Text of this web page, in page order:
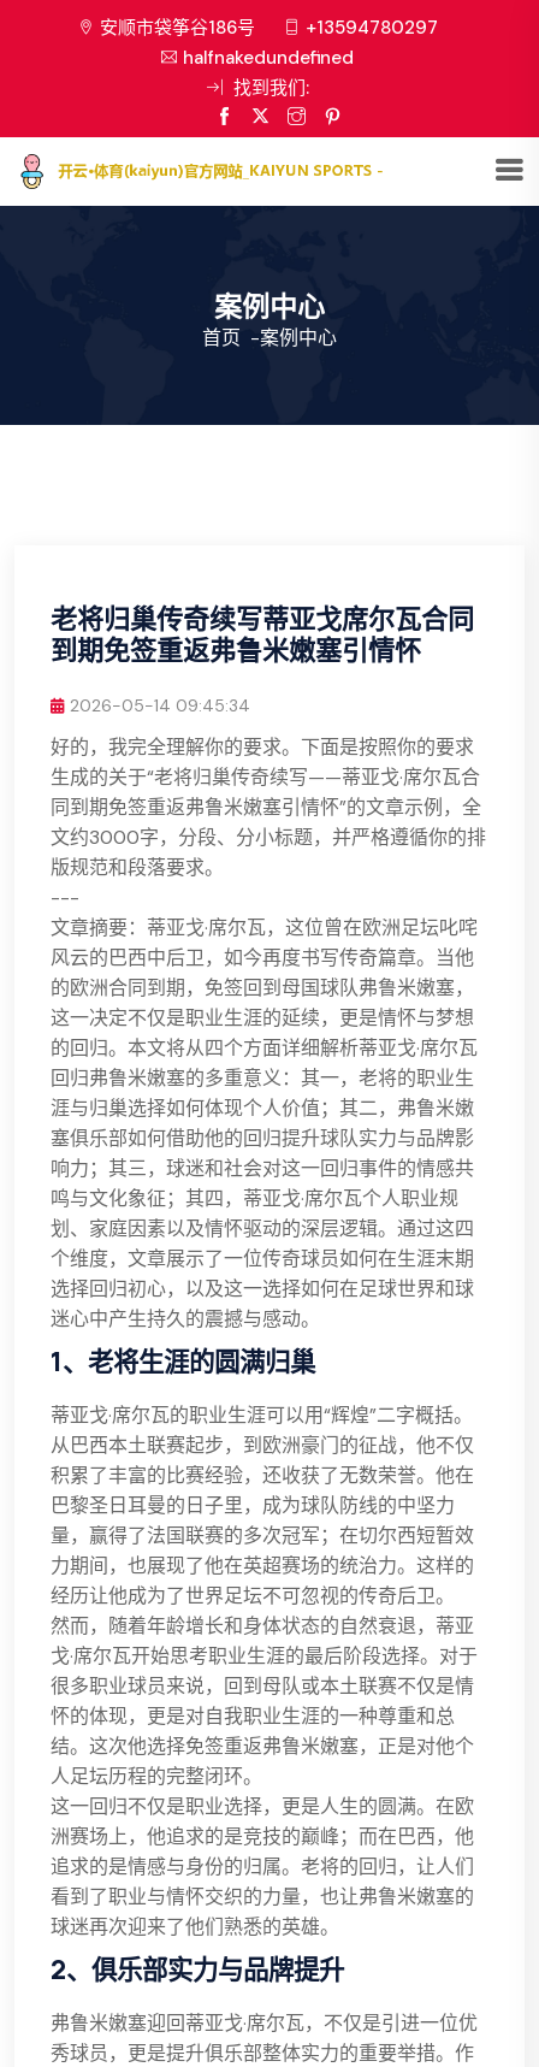
安顺市袋筝谷186号
+13594780297
halfnakedundefined
找到我们:
案例中心
首页 -案例中心
老将归巢传奇续写蒂亚戈席尔瓦合同
到期免签重返弗鲁米嫩塞引情怀
2026-05-14 09:45:34
好的，我完全理解你的要求。下面是按照你的要求
生成的关于“老将归巢传奇续写——蒂亚戈·席尔瓦合
同到期免签重返弗鲁米嫩塞引情怀”的文章示例，全
文约3000字，分段、分小标题，并严格遵循你的排
版规范和段落要求。
---
文章摘要：蒂亚戈·席尔瓦，这位曾在欧洲足坛叱咤
风云的巴西中后卫，如今再度书写传奇篇章。当他
的欧洲合同到期，免签回到母国球队弗鲁米嫩塞，
这一决定不仅是职业生涯的延续，更是情怀与梦想
的回归。本文将从四个方面详细解析蒂亚戈·席尔瓦
回归弗鲁米嫩塞的多重意义：其一，老将的职业生
涯与归巢选择如何体现个人价值；其二，弗鲁米嫩
塞俱乐部如何借助他的回归提升球队实力与品牌影
响力；其三，球迷和社会对这一回归事件的情感共
鸣与文化象征；其四，蒂亚戈·席尔瓦个人职业规
划、家庭因素以及情怀驱动的深层逻辑。通过这四
个维度，文章展示了一位传奇球员如何在生涯末期
选择回归初心，以及这一选择如何在足球世界和球
迷心中产生持久的震撼与感动。
1、老将生涯的圆满归巢
蒂亚戈·席尔瓦的职业生涯可以用“辉煌”二字概括。
从巴西本土联赛起步，到欧洲豪门的征战，他不仅
积累了丰富的比赛经验，还收获了无数荣誉。他在
巴黎圣日耳曼的日子里，成为球队防线的中坚力
量，赢得了法国联赛的多次冠军；在切尔西短暂效
力期间，也展现了他在英超赛场的统治力。这样的
经历让他成为了世界足坛不可忽视的传奇后卫。
然而，随着年龄增长和身体状态的自然衰退，蒂亚
戈·席尔瓦开始思考职业生涯的最后阶段选择。对于
很多职业球员来说，回到母队或本土联赛不仅是情
怀的体现，更是对自我职业生涯的一种尊重和总
结。这次他选择免签重返弗鲁米嫩塞，正是对他个
人足坛历程的完整闭环。
这一回归不仅是职业选择，更是人生的圆满。在欧
洲赛场上，他追求的是竞技的巅峰；而在巴西，他
追求的是情感与身份的归属。老将的回归，让人们
看到了职业与情怀交织的力量，也让弗鲁米嫩塞的
球迷再次迎来了他们熟悉的英雄。
2、俱乐部实力与品牌提升
弗鲁米嫩塞迎回蒂亚戈·席尔瓦，不仅是引进一位优
秀球员，更是提升俱乐部整体实力的重要举措。作